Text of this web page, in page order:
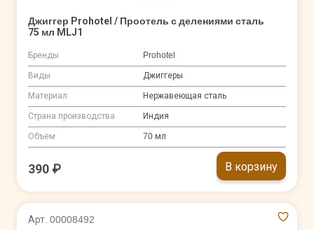
Джиггер Prohotel / Проотель с делениями сталь
75 мл MLJ1
Бренды Prohotel
Виды Джиггеры
Материал Нержавеющая сталь
Страна производства Индия
Объем 70 мл
390 ₽ В корзину
Арт. 00008492